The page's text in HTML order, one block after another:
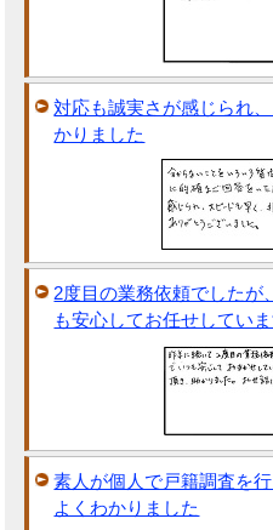
対応も誠実さが感じられ
かりました
2度目の業務依頼でしたが
も安心してお任せしてい
素人が個人で戸籍調査を
よくわかりました